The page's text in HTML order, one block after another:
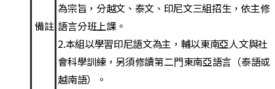
備註
為宗旨，分越文、泰文、印尼文三組招⽣，依主修
語⾔分班上課。
2.本組以學習印尼語文為主，輔以東南亞⼈文與社
會科學訓練，另須修讀第⼆⾨東南亞語⾔ （泰語或
越南語）
。